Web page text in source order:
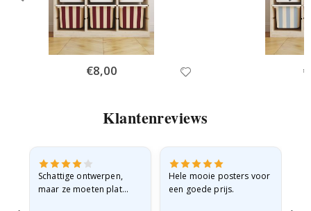
Special
Price
€8,00
Klantenreviews
Schattige ontwerpen,
maar ze moeten plat
Hele mooie posters voor
een goede prijs.